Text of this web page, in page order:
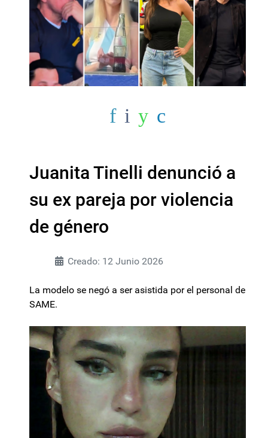
Juanita Tinelli denunció a
su ex pareja por violencia
de género
Creado: 12 Junio 2026
La modelo se negó a ser asistida por el personal de
SAME.